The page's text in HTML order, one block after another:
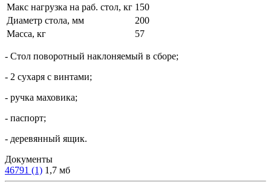
Макс нагрузка на раб. стол, кг 150
Диаметр стола, мм
200
Масса, кг
57
- Стол поворотный наклоняемый в сборе;
- 2 сухаря с винтами;
- ручка маховика;
- паспорт;
- деревянный ящик.
Документы
46791 (1) 1,7 мб